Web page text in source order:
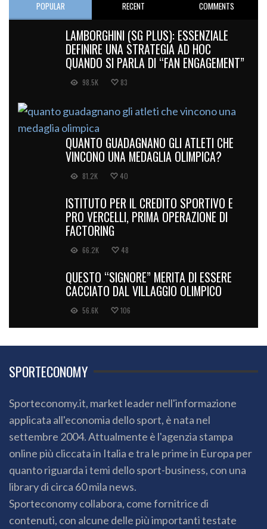
POPULAR RECENT COMMENTS
LAMBORGHINI (SG PLUS): ESSENZIALE
DEFINIRE UNA STRATEGIA AD HOC
QUANDO SI PARLA DI “FAN ENGAGEMENT”
98.5K 83
QUANTO GUADAGNANO GLI ATLETI CHE
VINCONO UNA MEDAGLIA OLIMPICA?
81.2K 40
ISTITUTO PER IL CREDITO SPORTIVO E
PRO VERCELLI, PRIMA OPERAZIONE DI
FACTORING
66.2K 48
QUESTO “SIGNORE” MERITA DI ESSERE
CACCIATO DAL VILLAGGIO OLIMPICO
56.6K 106
SPORTECONOMY
Sporteconomy.it, market leader nell'informazione
applicata all'economia dello sport, è nata nel
settembre 2004. Attualmente è l'agenzia stampa
online più cliccata in Italia e tra le prime in Europa per
quanto riguarda i temi dello sport-business, con una
library di circa 60 mila news.
Sporteconomy collabora, come fornitrice di
contenuti, con alcune delle più importanti testate